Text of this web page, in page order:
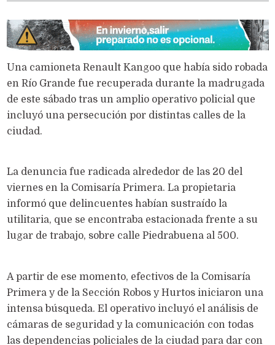
Una camioneta Renault Kangoo que había sido robada
en Río Grande fue recuperada durante la madrugada
de este sábado tras un amplio operativo policial que
incluyó una persecución por distintas calles de la
ciudad.
La denuncia fue radicada alrededor de las 20 del
viernes en la Comisaría Primera. La propietaria
informó que delincuentes habían sustraído la
utilitaria, que se encontraba estacionada frente a su
lugar de trabajo, sobre calle Piedrabuena al 500.
A partir de ese momento, efectivos de la Comisaría
Primera y de la Sección Robos y Hurtos iniciaron una
intensa búsqueda. El operativo incluyó el análisis de
cámaras de seguridad y la comunicación con todas
las dependencias policiales de la ciudad para dar con